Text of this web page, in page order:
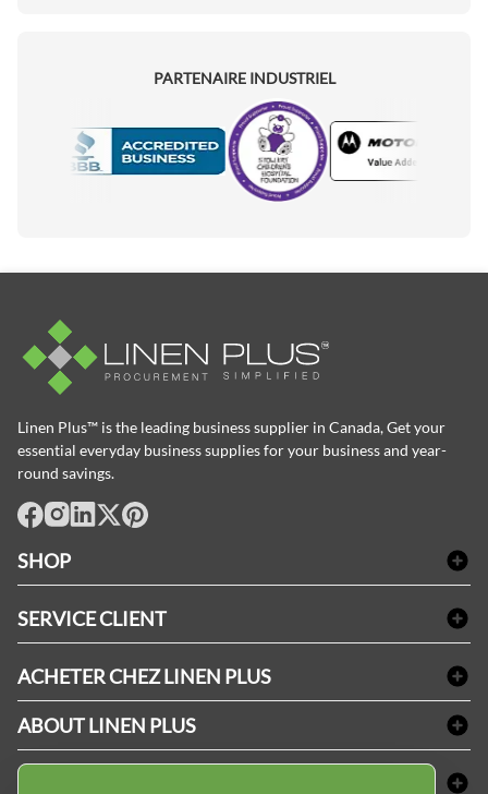
PARTENAIRE INDUSTRIEL
Motorola
Linen Plus™ is the leading business supplier in Canada, Get your
essential everyday business supplies for your business and year-
round savings.
SHOP
Nappes & serviettes de table
Fournitures de conciergerie
Fournitures médicales
Fournitures dentaires
SERVICE CLIENT
Refund & Return
Termes & conditions
ACHETER CHEZ LINEN PLUS
Politique d'alignement des prix
Options de paiement
ABOUT LINEN PLUS
Profil d'entreprise